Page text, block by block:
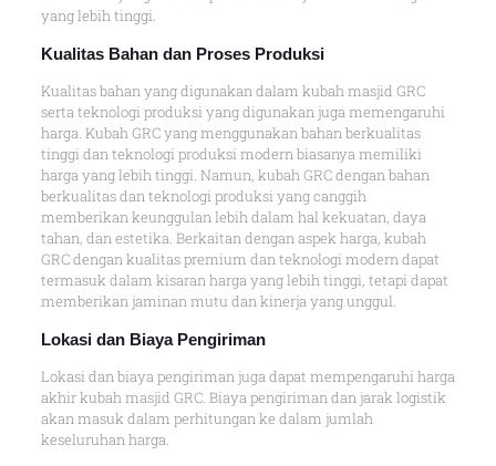
yang lebih tinggi.
Kualitas Bahan dan Proses Produksi
Kualitas bahan yang digunakan dalam kubah masjid GRC
serta teknologi produksi yang digunakan juga memengaruhi
harga. Kubah GRC yang menggunakan bahan berkualitas
tinggi dan teknologi produksi modern biasanya memiliki
harga yang lebih tinggi. Namun, kubah GRC dengan bahan
berkualitas dan teknologi produksi yang canggih
memberikan keunggulan lebih dalam hal kekuatan, daya
tahan, dan estetika. Berkaitan dengan aspek harga, kubah
GRC dengan kualitas premium dan teknologi modern dapat
termasuk dalam kisaran harga yang lebih tinggi, tetapi dapat
memberikan jaminan mutu dan kinerja yang unggul.
Lokasi dan Biaya Pengiriman
Lokasi dan biaya pengiriman juga dapat mempengaruhi harga
akhir kubah masjid GRC. Biaya pengiriman dan jarak logistik
akan masuk dalam perhitungan ke dalam jumlah
keseluruhan harga.